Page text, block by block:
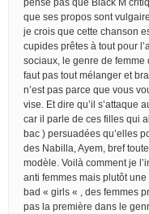
que ses propos sont
je crois que cette chanson
cupides prêtes à tout pour
sociaux, le genre de femme
faut pas tout mélanger et
n’est pas parce que vous
vise. Et dire qu’il s’attaque
car il parle de ces filles qui
bac ) persuadées qu’elles
des Nabilla, Ayem, bref
modèle. Voilà comment je
anti femmes mais plutôt
bad « girls « , des femmes
pas la première dans le